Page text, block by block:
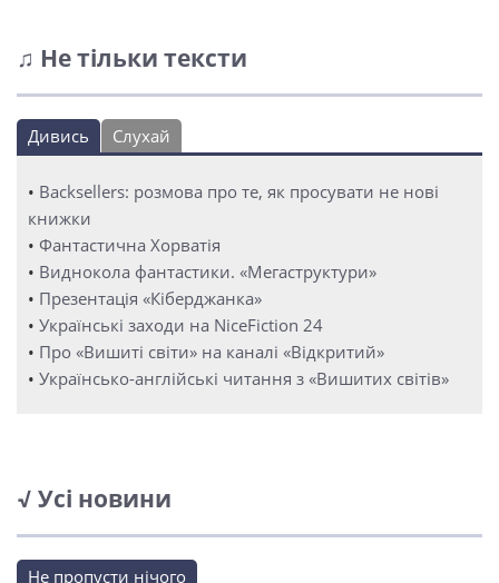
♫ Не тільки тексти
Дивись Слухай
• Backsellers: розмова про те, як просувати не нові
книжки
• Фантастична Хорватія
• Виднокола фантастики. «Мегаструктури»
• Презентація «Кіберджанка»
• Українські заходи на NiceFiction 24
• Про «Вишиті світи» на каналі «Відкритий»
• Українсько-англійські читання з «Вишитих світів»
√ Усі новини
Не пропусти нічого